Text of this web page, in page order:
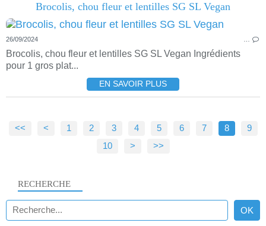
Brocolis, chou fleur et lentilles SG SL Vegan
26/09/2024
Brocolis, chou fleur et lentilles SG SL Vegan Ingrédients
pour 1 gros plat...
EN SAVOIR PLUS
<< < 1 2 3 4 5 6 7 8
9
10
20
30
> >>
RECHERCHE